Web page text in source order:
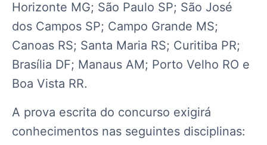
Horizonte MG; São Paulo SP; São José
dos Campos SP; Campo Grande MS;
Canoas RS; Santa Maria RS; Curitiba PR;
Brasília DF; Manaus AM; Porto Velho RO e
Boa Vista RR.
A prova escrita do concurso exigirá
conhecimentos nas seguintes disciplinas: